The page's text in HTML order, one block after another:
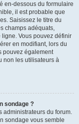
en-dessous du formulaire
il est probable que
Saisissez le titre du
champs adéquats,
Vous pouvez définir
en modifiant, lors du
pouvez également
non les utilisateurs à
sondage ?
administrateurs du forum.
sondage vous semble